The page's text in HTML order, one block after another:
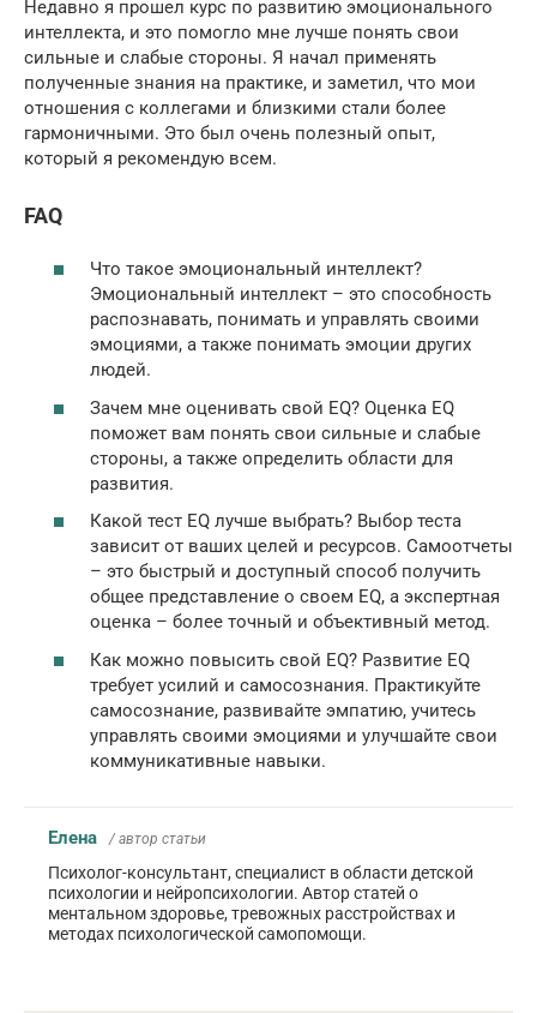
Недавно я прошел курс по развитию эмоционального
интеллекта, и это помогло мне лучше понять свои
сильные и слабые стороны. Я начал применять
полученные знания на практике, и заметил, что мои
отношения с коллегами и близкими стали более
гармоничными. Это был очень полезный опыт,
который я рекомендую всем.
FAQ
Что такое эмоциональный интеллект?
Эмоциональный интеллект – это способность
распознавать, понимать и управлять своими
эмоциями, а также понимать эмоции других
людей.
Зачем мне оценивать свой EQ? Оценка EQ
поможет вам понять свои сильные и слабые
стороны, а также определить области для
развития.
Какой тест EQ лучше выбрать? Выбор теста
зависит от ваших целей и ресурсов. Самоотчеты
– это быстрый и доступный способ получить
общее представление о своем EQ, а экспертная
оценка – более точный и объективный метод.
Как можно повысить свой EQ? Развитие EQ
требует усилий и самосознания. Практикуйте
самосознание, развивайте эмпатию, учитесь
управлять своими эмоциями и улучшайте свои
коммуникативные навыки.
Елена / автор статьи
Психолог-консультант, специалист в области детской
психологии и нейропсихологии. Автор статей о
ментальном здоровье, тревожных расстройствах и
методах психологической самопомощи.